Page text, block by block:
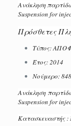
Ανάκληση
Suspension for
Πρόσθετες
Τύπος:
Έτος: 2014
Νούμερο:
Ανάκληση
Suspension for
Κατασκευαστής :